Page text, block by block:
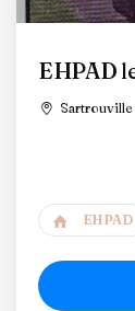
EHPAD
Sartrouville
EHPAD